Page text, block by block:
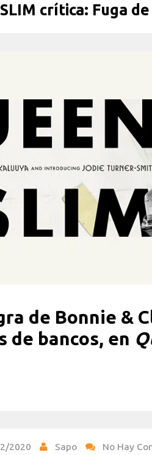
SLIM crítica: Fuga
de Bonnie &
de bancos, en
2020 Sapo No Hay